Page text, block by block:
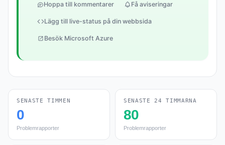
Hoppa till kommentarer Få aviseringar
Lägg till live-status på din webbsida
Besök Microsoft Azure
SENASTE TIMMEN
0
Problemrapporter
SENASTE 24 TIMMARNA
80
Problemrapporter